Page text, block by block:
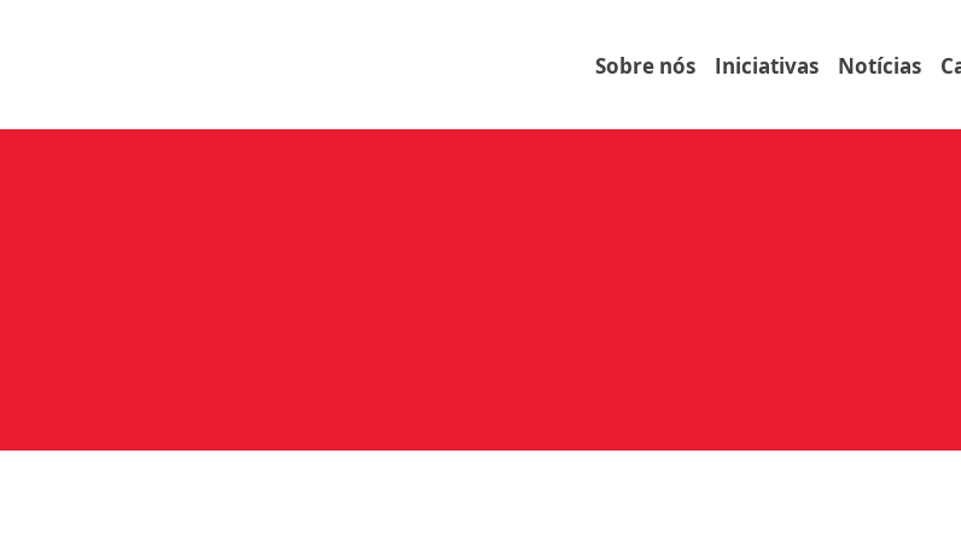
Sobre nós Iniciativas Notícias